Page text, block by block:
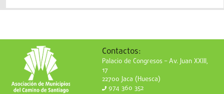
Contactos:
Palacio de Congresos – Av. Juan XXIII,
17
22700 Jaca (Huesca)
974 360 352